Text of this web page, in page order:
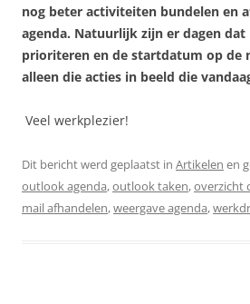
nog beter activiteiten bundelen en
agenda. Natuurlijk zijn er dagen
prioriteren en de startdatum op de
alleen die acties in beeld die
Veel werkplezier!
Dit bericht werd geplaatst in Artikelen en
outlook agenda,outlook taken,overzicht
mail afhandelen,weergave agenda,